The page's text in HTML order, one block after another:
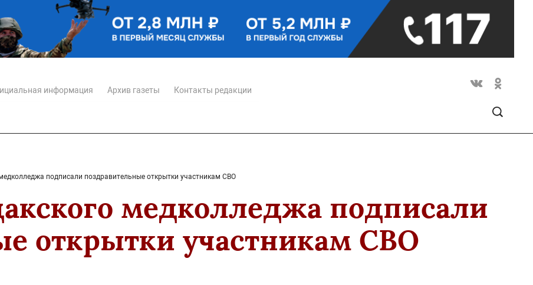
информация Архив газеты Контакты редакции
подписали поздравительные открытки участникам СВО
медколледжа подписали
открытки участникам СВО